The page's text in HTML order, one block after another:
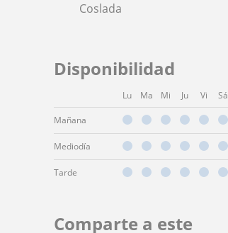
Coslada
Disponibilidad
Lu Ma Mi Ju Vi Sá
Mañana
Mediodía
Tarde
Comparte a este